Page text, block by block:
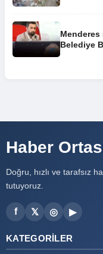
Belediye
Haber
Doğru, hızlı ve tarafsız
tutuyoruz.
f 𝕏 ◎ ▶
KATEGORILER